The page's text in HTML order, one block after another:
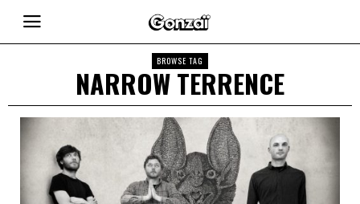
BROWSE TAG
NARROW TERRENCE